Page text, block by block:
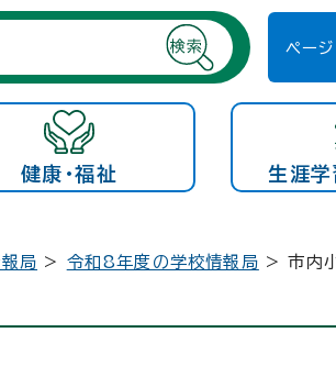
ペー
健康・福祉 生涯学
局 > 令和8年度の学校情報局 > 市内